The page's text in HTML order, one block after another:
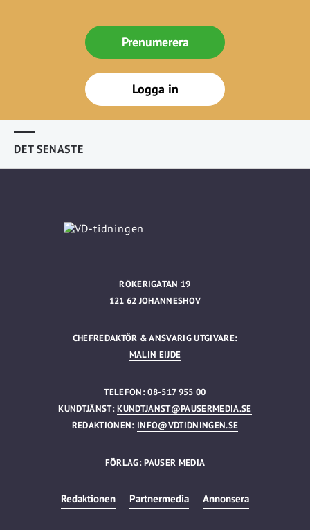
Prenumerera
Logga in
DET SENASTE
RÖKERIGATAN 19
121 62 JOHANNESHOV
CHEFREDAKTÖR & ANSVARIG UTGIVARE:
MALIN EIJDE
TELEFON: 08-517 955 00
KUNDTJÄNST:KUNDTJANST@PAUSERMEDIA.SE
REDAKTIONEN: INFO@VDTIDNINGEN.SE
FÖRLAG: PAUSER MEDIA
Redaktionen Partnermedia Annonsera